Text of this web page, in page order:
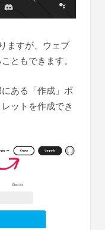
ますが、ウェブ
ともできます。
ある「作成」ボ
ットを作成でき